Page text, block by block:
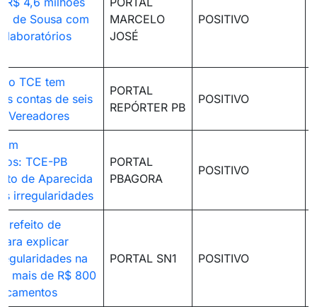
de Sousa com
laboratórios
MARCELO
JOSÉ
POSITIVO
TCE tem
contas de seis
Vereadores
PORTAL
REPÓRTER PB
POSITIVO
TCE-PB
de Aparecida
irregularidades
PORTAL
PBAGORA
POSITIVO
prefeito de
explicar
na
mais de R$ 800
PORTAL SN1 POSITIVO